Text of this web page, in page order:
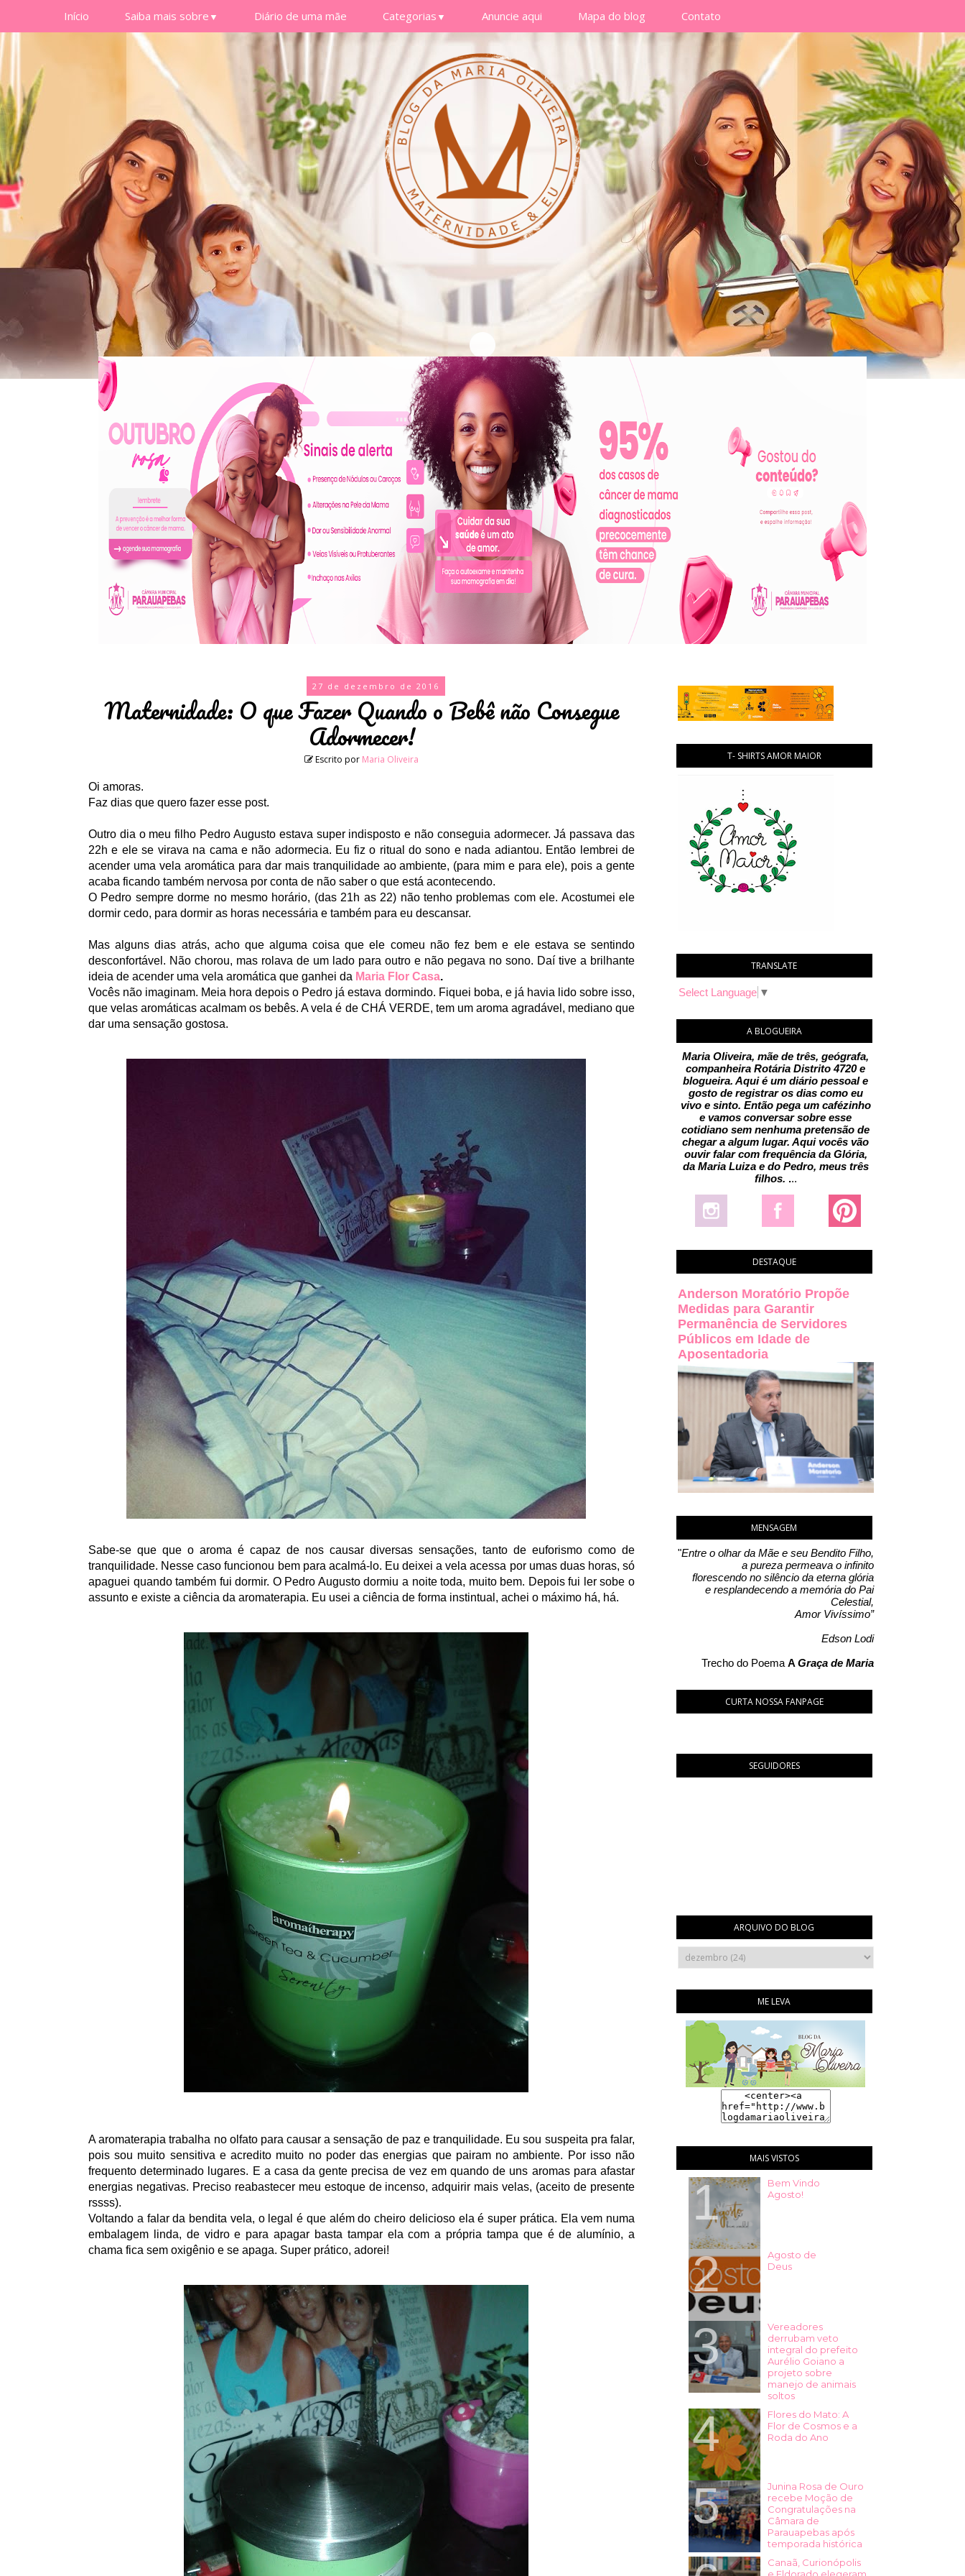
Início Saiba mais sobre ▼ Diário de uma mãe Categorias ▼ Anuncie aqui Mapa do blog Contato
27 de dezembro de 2016
Maternidade: O que Fazer Quando o Bebê não Consegue
Adormecer!
Escrito por Maria Oliveira
Oi amoras.
Faz dias que quero fazer esse post.
Outro dia o meu filho Pedro Augusto estava super indisposto e não conseguia adormecer. Já passava das
22h e ele se virava na cama e não adormecia. Eu fiz o ritual do sono e nada adiantou. Então lembrei de
acender uma vela aromática para dar mais tranquilidade ao ambiente, (para mim e para ele), pois a gente
acaba ficando também nervosa por conta de não saber o que está acontecendo.
O Pedro sempre dorme no mesmo horário, (das 21h as 22) não tenho problemas com ele. Acostumei ele
dormir cedo, para dormir as horas necessária e também para eu descansar.
Mas alguns dias atrás, acho que alguma coisa que ele comeu não fez bem e ele estava se sentindo
desconfortável. Não chorou, mas rolava de um lado para outro e não pegava no sono. Daí tive a brilhante
ideia de acender uma vela aromática que ganhei da Maria Flor Casa.
Vocês não imaginam. Meia hora depois o Pedro já estava dormindo. Fiquei boba, e já havia lido sobre isso,
que velas aromáticas acalmam os bebês. A vela é de CHÁ VERDE, tem um aroma agradável, mediano que
dar uma sensação gostosa.
Sabe-se que que o aroma é capaz de nos causar diversas sensações, tanto de euforismo como de
tranquilidade. Nesse caso funcionou bem para acalmá-lo. Eu deixei a vela acessa por umas duas horas, só
apaguei quando também fui dormir. O Pedro Augusto dormiu a noite toda, muito bem. Depois fui ler sobe o
assunto e existe a ciência da aromaterapia. Eu usei a ciência de forma instintual, achei o máximo há, há.
A aromaterapia trabalha no olfato para causar a sensação de paz e tranquilidade. Eu sou suspeita pra falar,
pois sou muito sensitiva e acredito muito no poder das energias que pairam no ambiente. Por isso não
frequento determinado lugares. E a casa da gente precisa de vez em quando de uns aromas para afastar
energias negativas. Preciso reabastecer meu estoque de incenso, adquirir mais velas, (aceito de presente
rssss).
Voltando a falar da bendita vela, o legal é que além do cheiro delicioso ela é super prática. Ela vem numa
embalagem linda, de vidro e para apagar basta tampar ela com a própria tampa que é de alumínio, a
chama fica sem oxigênio e se apaga. Super prático, adorei!
T- SHIRTS AMOR MAIOR
TRANSLATE
Select Language ▼
A BLOGUEIRA
Maria Oliveira, mãe de três, geógrafa,
companheira Rotária Distrito 4720 e
blogueira. Aqui é um diário pessoal e
gosto de registrar os dias como eu
vivo e sinto. Então pega um cafézinho
e vamos conversar sobre esse
cotidiano sem nenhuma pretensão de
chegar a algum lugar. Aqui vocês vão
ouvir falar com frequência da Glória,
da Maria Luiza e do Pedro, meus três
filhos. ...
DESTAQUE
Anderson Moratório Propõe
Medidas para Garantir
Permanência de Servidores
Públicos em Idade de
Aposentadoria
MENSAGEM
"Entre o olhar da Mãe e seu Bendito Filho,
a pureza permeava o infinito
florescendo no silêncio da eterna glória
e resplandecendo a memória do Pai
Celestial,
Amor Vivíssimo”
Edson Lodi
Trecho do Poema A Graça de Maria
CURTA NOSSA FANPAGE
SEGUIDORES
ARQUIVO DO BLOG
ME LEVA
MAIS VISTOS
Bem Vindo
Agosto!
Agosto de
Deus
Vereadores
derrubam veto
integral do prefeito
Aurélio Goiano a
projeto sobre
manejo de animais
soltos
Flores do Mato: A
Flor de Cosmos e a
Roda do Ano
Junina Rosa de Ouro
recebe Moção de
Congratulações na
Câmara de
Parauapebas após
temporada histórica
Canaã, Curionópolis